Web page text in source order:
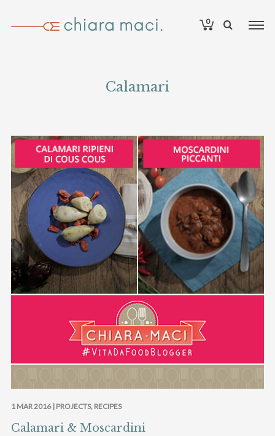
0
Calamari
1 MAR 2016 | PROJECTS, RECIPES
Calamari & Moscardini